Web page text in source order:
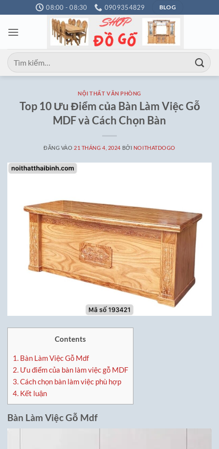
qua
nội
08:00 - 08:30 0909354829 BLOG
Tìm
kiếm:
NỘI THẤT VĂN PHÒNG
Top 10 Ưu Điểm của Bàn Làm Việc Gỗ
MDF và Cách Chọn Bàn
ĐĂNG VÀO 21 THÁNG 4, 2024 BỞI NOITHATDOGO
Contents
1. Bàn Làm Việc Gỗ Mdf
2. Ưu điểm của bàn làm việc gỗ MDF
3.Cách chọn bàn làm việc phù hợp
4. Kết luận
Bàn Làm ViệcGỗ Mdf